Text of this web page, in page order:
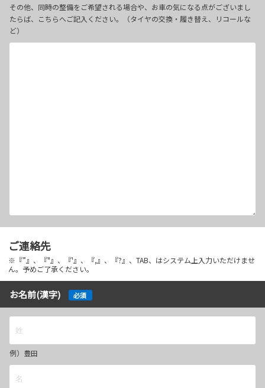
その他、同時の整備をご希望される場合や、お車の気になる点がございまし
たらば、こちらへご記入ください。（タイヤの交換・履き替え、リコールな
ど）
ご連絡先
※『”』、『"』、『'』、『,』、『?』、TAB、はシステム上入力いただけませ
ん。予めご了承ください。
お名前(漢字) 必須
例）豊田